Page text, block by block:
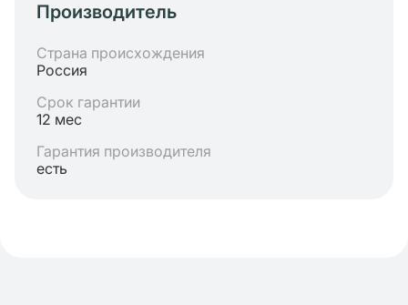
Производитель
Страна происхождения
Россия
Срок гарантии
12 мес
Гарантия производителя
есть